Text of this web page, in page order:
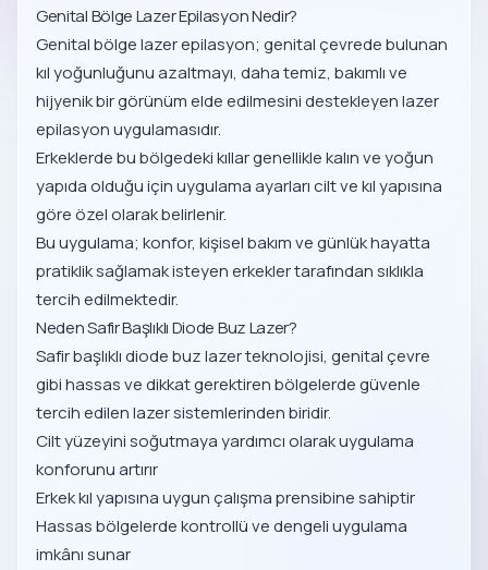
Genital Bölge Lazer Epilasyon Nedir?
Genital bölge lazer epilasyon; genital çevrede bulunan
kıl yoğunluğunu azaltmayı, daha temiz, bakımlı ve
hijyenik bir görünüm elde edilmesini destekleyen lazer
epilasyon uygulamasıdır.
Erkeklerde bu bölgedeki kıllar genellikle kalın ve yoğun
yapıda olduğu için uygulama ayarları cilt ve kıl yapısına
göre özel olarak belirlenir.
Bu uygulama; konfor, kişisel bakım ve günlük hayatta
pratiklik sağlamak isteyen erkekler tarafından sıklıkla
tercih edilmektedir.
Neden Safir Başlıklı Diode Buz Lazer?
Safir başlıklı diode buz lazer teknolojisi, genital çevre
gibi hassas ve dikkat gerektiren bölgelerde güvenle
tercih edilen lazer sistemlerinden biridir.
Cilt yüzeyini soğutmaya yardımcı olarak uygulama
konforunu artırır
Erkek kıl yapısına uygun çalışma prensibine sahiptir
Hassas bölgelerde kontrollü ve dengeli uygulama
imkânı sunar